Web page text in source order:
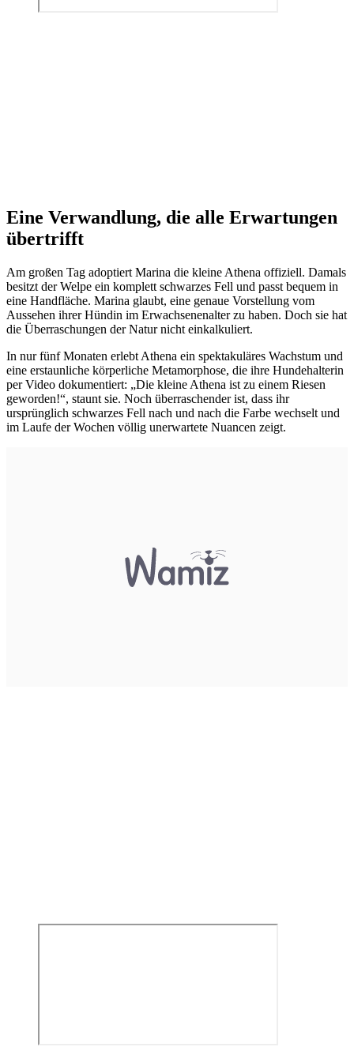
Eine Verwandlung, die alle Erwartungen
übertrifft
Am großen Tag adoptiert Marina die kleine Athena offiziell. Damals
besitzt der Welpe ein komplett schwarzes Fell und passt bequem in
eine Handfläche. Marina glaubt, eine genaue Vorstellung vom
Aussehen ihrer Hündin im Erwachsenenalter zu haben. Doch sie hat
die Überraschungen der Natur nicht einkalkuliert.
In nur fünf Monaten erlebt Athena ein spektakuläres Wachstum und
eine erstaunliche körperliche Metamorphose, die ihre Hundehalterin
per Video dokumentiert: „Die kleine Athena ist zu einem Riesen
geworden!“, staunt sie. Noch überraschender ist, dass ihr
ursprünglich schwarzes Fell nach und nach die Farbe wechselt und
im Laufe der Wochen völlig unerwartete Nuancen zeigt.